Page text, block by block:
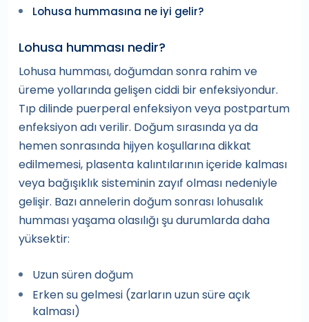
Lohusa hummasına ne iyi gelir?
Lohusa humması nedir?
Lohusa humması, doğumdan sonra rahim ve
üreme yollarında gelişen ciddi bir enfeksiyondur.
Tıp dilinde puerperal enfeksiyon veya postpartum
enfeksiyon adı verilir. Doğum sırasında ya da
hemen sonrasında hijyen koşullarına dikkat
edilmemesi, plasenta kalıntılarının içeride kalması
veya bağışıklık sisteminin zayıf olması nedeniyle
gelişir. Bazı annelerin doğum sonrası lohusalık
humması yaşama olasılığı şu durumlarda daha
yüksektir:
Uzun süren doğum
Erken su gelmesi (zarların uzun süre açık
kalması)